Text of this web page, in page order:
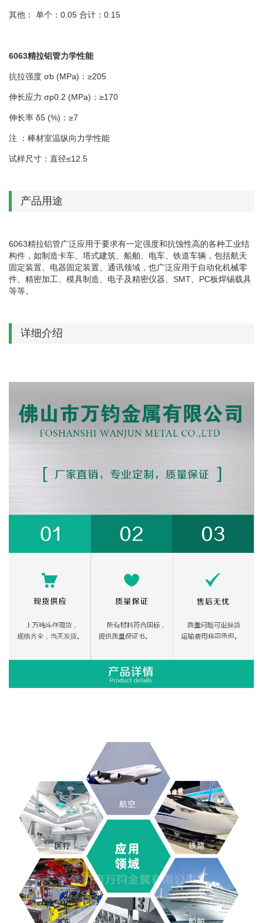
其他： 单个：0.05 合计：0.15
6063精拉铝管力学性能
抗拉强度 σb (MPa)：≥205
伸长应力 σp0.2 (MPa)：≥170
伸长率 δ5 (%)：≥7
注 ：棒材室温纵向力学性能
试样尺寸：直径≤12.5
产品用途
6063精拉铝管广泛应用于要求有一定强度和抗蚀性高的各种工业结
构件，如制造卡车、塔式建筑、船舶、电车、铁道车辆，包括航天
固定装置、电器固定装置、通讯领域，也广泛应用于自动化机械零
件、精密加工、模具制造、电子及精密仪器、SMT、PC板焊锡载具
等等。
详细介绍